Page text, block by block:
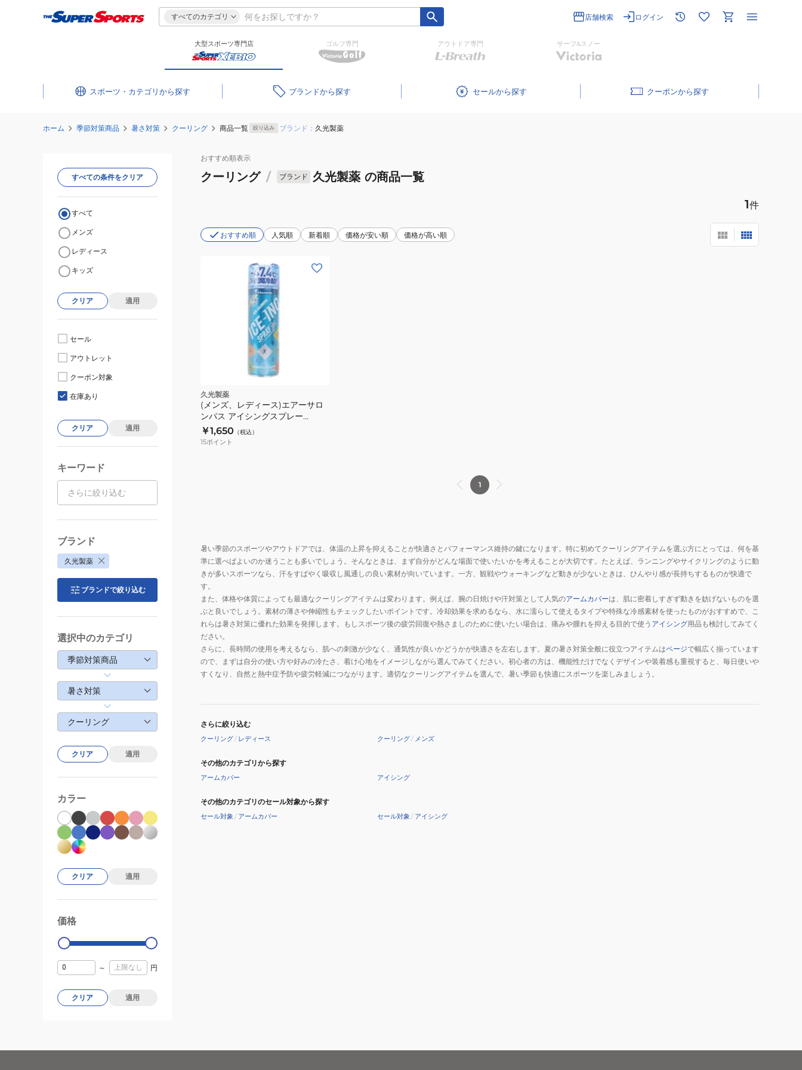
すべてのカテゴリ 店舗検索 ログイン
大型スポーツ専門店 ゴルフ専門 アウトドア専門 サーフ&スノー
スポーツ・カテゴリ ブランド セール クーポン
ホーム 季節対策商品 暑さ対策 クーリング 商品一覧 絞り込み ブランド： 久光製薬
おすすめ順表示
クーリング / ブランド 久光製薬 の商品一覧
1件
おすすめ順 人気順 新着順 価格が安い順 価格が高い順
久光製薬
(メンズ、レディース)エアーサロ
ンパス アイシングスプレー
490ml 暑さ対策 瞬間冷却剤 アイ
シングスプレー
￥1,650 （税込）
15ポイント
1
暑い季節のスポーツやアウトドアでは、体温の上昇を抑えることが快適さとパフォーマンス維持の鍵になります。特に初めてクーリングアイテムを選ぶ方にとっては、何を基
準に選べばよいのか迷うことも多いでしょう。そんなときは、まず自分がどんな場面で使いたいかを考えることが大切です。たとえば、ランニングやサイクリングのように動
きが多いスポーツなら、汗をすばやく吸収し風通しの良い素材が向いています。一方、観戦やウォーキングなど動きが少ないときは、ひんやり感が長持ちするものが快適で
す。
また、体格や体質によっても最適なクーリングアイテムは変わります。例えば、腕の日焼けや汗対策として人気のアームカバーは、肌に密着しすぎず動きを妨げないものを選
ぶと良いでしょう。素材の薄さや伸縮性もチェックしたいポイントです。冷却効果を求めるなら、水に濡らして使えるタイプや特殊な冷感素材を使ったものがおすすめで、こ
れらは暑さ対策に優れた効果を発揮します。もしスポーツ後の疲労回復や熱さましのために使いたい場合は、痛みや腫れを抑える目的で使う アイシング用品も検討してみてく
ださい。
さらに、長時間の使用を考えるなら、肌への刺激が少なく、通気性が良いかどうかが快適さを左右します。夏の暑さ対策全般に役立つアイテムはページで幅広く揃っています
ので、まずは自分の使い方や好みの冷たさ、着け心地をイメージしながら選んでみてください。初心者の方は、機能性だけでなくデザインや装着感も重視すると、毎日使いや
すくなり、自然と熱中症予防や疲労軽減につながります。適切なクーリングアイテムを選んで、暑い季節も快適にスポーツを楽しみましょう。
さらに絞り込む
クーリング/ レディース クーリング/ メンズ
その他のカテゴリから探す
アームカバー アイシング
その他のカテゴリのセール対象から探す
セール対象 / アームカバー セール対象 / アイシング
すべての条件をクリア
すべて
メンズ
レディース
キッズ
クリア 適用
セール
アウトレット
クーポン対象
在庫あり
クリア 適用
キーワード
ブランド
久光製薬
ブランドで絞り込む
選択中のカテゴリ
季節対策商品
暑さ対策
クーリング
クリア 適用
カラー
クリア 適用
価格
0
～ 円
クリア 適用